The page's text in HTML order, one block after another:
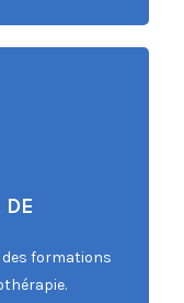
des formations